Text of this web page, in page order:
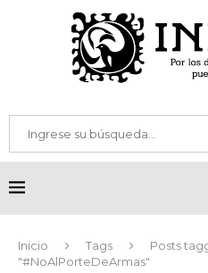
Inicio Tags
Posts
"#NoAlPorteDeArmas"